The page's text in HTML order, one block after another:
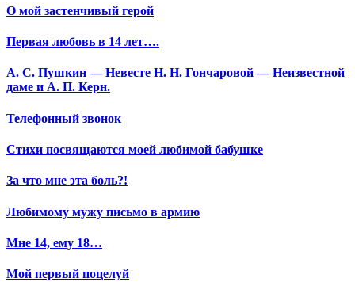
О мой застенчивый герой
Первая любовь в 14 лет….
А. С. Пушкин — Невесте Н. Н. Гончаровой — Неизвестной
даме и А. П. Керн.
Телефонный звонок
Стихи посвящаются моей любимой бабушке
За что мне эта боль?!
Любимому мужу письмо в армию
Мне 14, ему 18…
Мой первый поцелуй